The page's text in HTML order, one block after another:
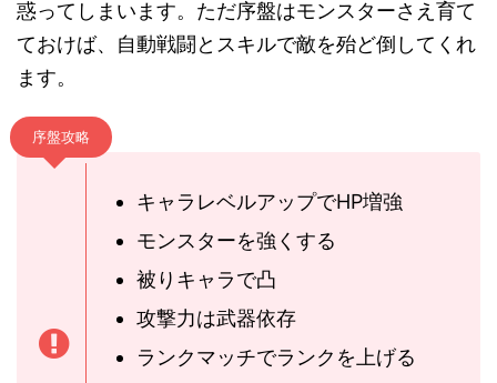
惑ってしまいます。ただ序盤はモンスターさえ育て
ておけば、自動戦闘とスキルで敵を殆ど倒してくれ
ます。
序盤攻略
キャラレベルアップでHP増強
モンスターを強くする
被りキャラで凸
攻撃力は武器依存
ランクマッチでランクを上げる